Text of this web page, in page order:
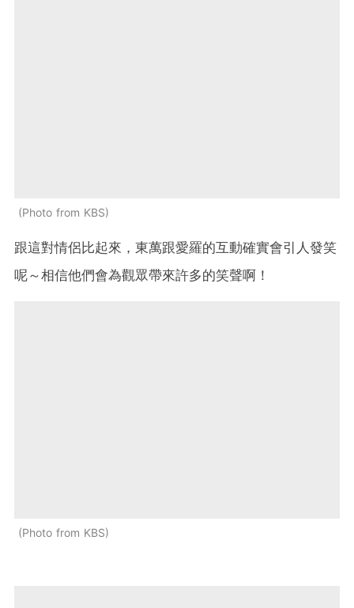
Photo from KBS
跟這對情侶比起來，東萬跟愛羅的互動確實會引人發笑
呢～相信他們會為觀眾帶來許多的笑聲啊！
Photo from KBS